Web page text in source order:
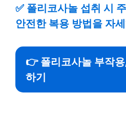
✅ 폴리코사놀 섭취 시
안전한 복용 방법을 자
👉 폴리코사놀 부작
하기